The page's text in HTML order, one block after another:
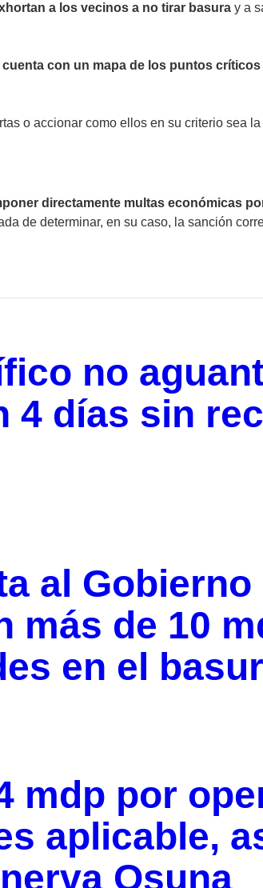
a los vecinos a no tirar basura y a
con un mapa de los puntos
o accionar como ellos en su criterio sea la
directamente multas económicas
de determinar, en su caso, la sanción
no
4 días sin
al Gobierno
más de 10
en el
mdp por
aplicable,
Osuna